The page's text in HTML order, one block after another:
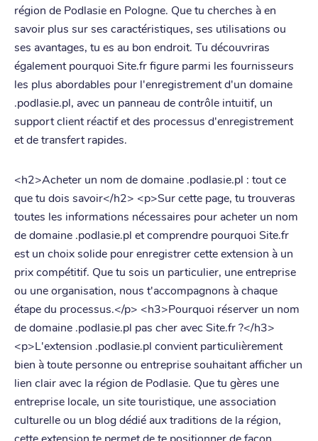
région de Podlasie en Pologne. Que tu cherches à en
savoir plus sur ses caractéristiques, ses utilisations ou
ses avantages, tu es au bon endroit. Tu découvriras
également pourquoi Site.fr figure parmi les fournisseurs
les plus abordables pour l'enregistrement d'un domaine
.podlasie.pl, avec un panneau de contrôle intuitif, un
support client réactif et des processus d'enregistrement
et de transfert rapides.
<h2>Acheter un nom de domaine .podlasie.pl : tout ce
que tu dois savoir</h2> <p>Sur cette page, tu trouveras
toutes les informations nécessaires pour acheter un nom
de domaine .podlasie.pl et comprendre pourquoi Site.fr
est un choix solide pour enregistrer cette extension à un
prix compétitif. Que tu sois un particulier, une entreprise
ou une organisation, nous t'accompagnons à chaque
étape du processus.</p> <h3>Pourquoi réserver un nom
de domaine .podlasie.pl pas cher avec Site.fr ?</h3>
<p>L'extension .podlasie.pl convient particulièrement
bien à toute personne ou entreprise souhaitant afficher un
lien clair avec la région de Podlasie. Que tu gères une
entreprise locale, un site touristique, une association
culturelle ou un blog dédié aux traditions de la région,
cette extension te permet de te positionner de façon